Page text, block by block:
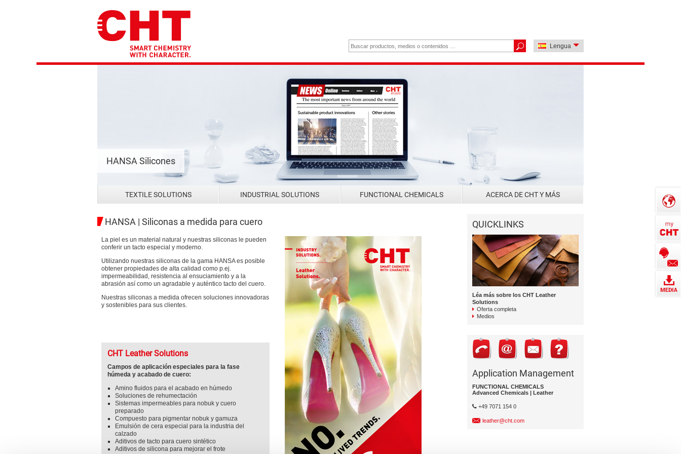
Lengua
HANSA Silicones
TEXTILE SOLUTIONS INDUSTRIAL SOLUTIONS FUNCTIONAL CHEMICALS ACERCA DE CHT Y MÁS
HANSA | Siliconas a medida para cuero
La piel es un material natural y nuestras siliconas le pueden
conferir un tacto especial y moderno.
Utilizando nuestras siliconas de la gama HANSA es posible
obtener propiedades de alta calidad como p.ej.
impermeabilidad, resistencia al ensuciamiento y a la
abrasión así como un agradable y auténtico tacto del cuero.
Nuestras siliconas a medida ofrecen soluciones innovadoras
y sostenibles para sus clientes.
CHT Leather Solutions
Campos de aplicación especiales para la fase
húmeda y acabado de cuero:
Amino fluidos para el acabado en húmedo
Soluciones de rehumectación
Sistemas impermeables para nobuk y cuero
preparado
Compuesto para pigmentar nobuk y gamuza
Emulsión de cera especial para la industria del
calzado
Aditivos de tacto para cuero sintético
Aditivos de silicona para mejorar el frote
QUICKLINKS
Léa más sobre los CHT Leather
Solutions
Oferta completa
Medios
Application Management
FUNCTIONAL CHEMICALS
Advanced Chemicals | Leather
+49 7071 154 0
leather@cht.com